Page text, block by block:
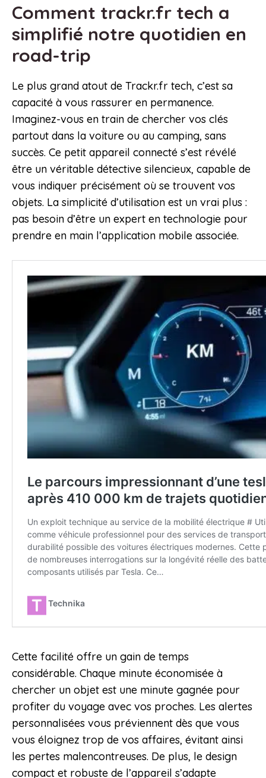
Comment trackr.fr tech a
simplifié notre quotidien en
road-trip
Le plus grand atout de Trackr.fr tech, c’est sa
capacité à vous rassurer en permanence.
Imaginez-vous en train de chercher vos clés
partout dans la voiture ou au camping, sans
succès. Ce petit appareil connecté s’est révélé
être un véritable détective silencieux, capable de
vous indiquer précisément où se trouvent vos
objets. La simplicité d’utilisation est un vrai plus :
pas besoin d’être un expert en technologie pour
prendre en main l’application mobile associée.
Cette facilité offre un gain de temps
considérable. Chaque minute économisée à
chercher un objet est une minute gagnée pour
profiter du voyage avec vos proches. Les alertes
personnalisées vous préviennent dès que vous
vous éloignez trop de vos affaires, évitant ainsi
les pertes malencontreuses. De plus, le design
compact et robuste de l’appareil s’adapte